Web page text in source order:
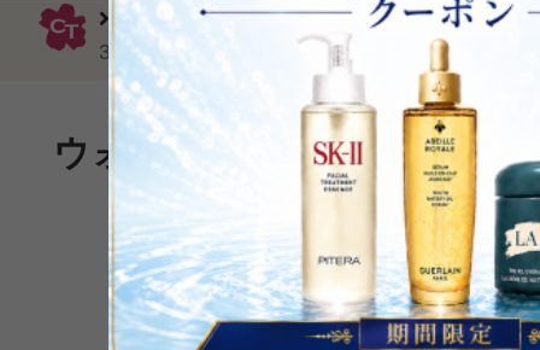
シャネル アイライナー
スティロユ
38 ブルー メタル0.3g
ウォータープルーフ加工の
残り1点